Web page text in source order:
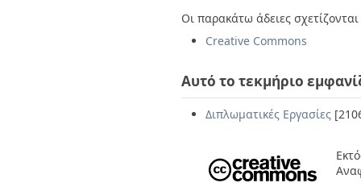
Οι παρακάτω άδειες
Creative Commons
Αυτό το τεκμήριο
Διπλωματικές Εργασίες